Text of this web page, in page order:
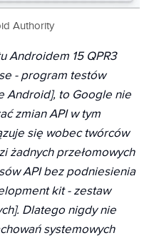
Authority
Androidem 15 QPR3
- program testów
Android], to Google nie
zmian API w tym
się wobec twórców
żadnych przełomowych
API bez podniesienia
kit - zestaw
Dlatego nigdy nie
systemowych